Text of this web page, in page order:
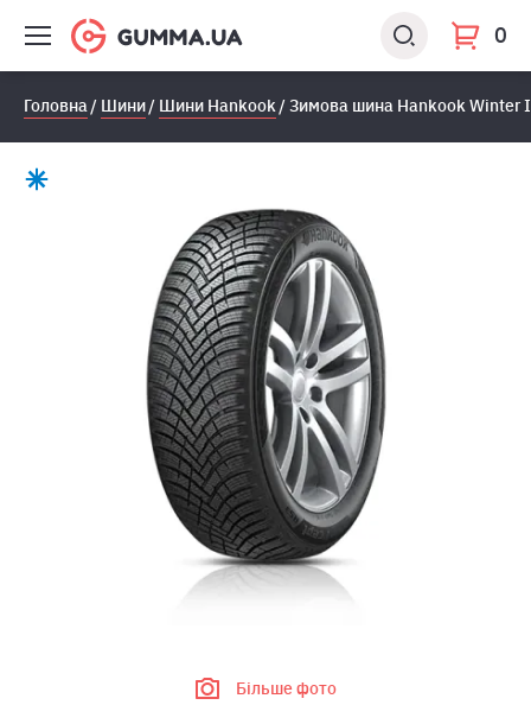
0
Головна Шини Шини Hankook Зимова шина Hankook Winter
Більше фото